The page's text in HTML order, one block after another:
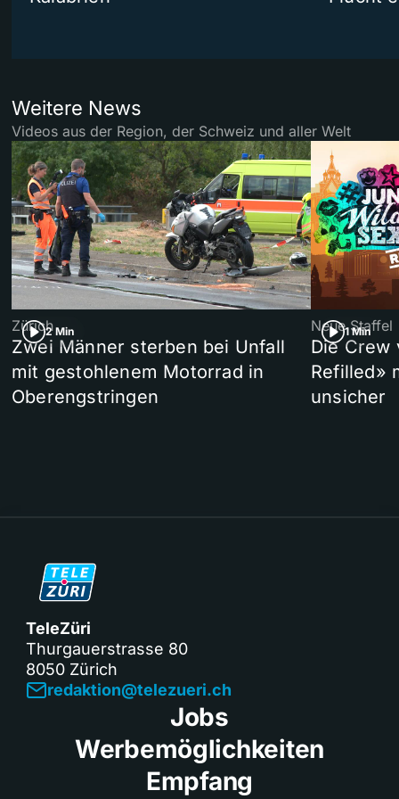
Weitere News
Videos aus der Region, der Schweiz und aller Welt
2 Min
Zürich
Zwei Männer sterben bei Unfall
mit gestohlenem Motorrad in
Oberengstringen
1 Min
Neue Staffel
Die Crew
Refilled»
unsicher
TeleZüri
Thurgauerstrasse 80
8050 Zürich
redaktion@telezueri.ch
Jobs
Werbemöglichkeiten
Empfang